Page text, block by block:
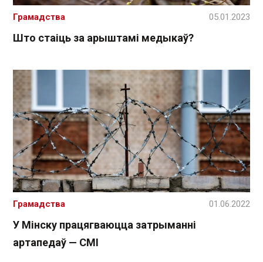
Што стаіць за арыштамі медыкаў?
Грамадства 05.01.2023
У Мінску працягваюцца затрыманні
артапедаў — СМІ
Грамадства 01.06.2022